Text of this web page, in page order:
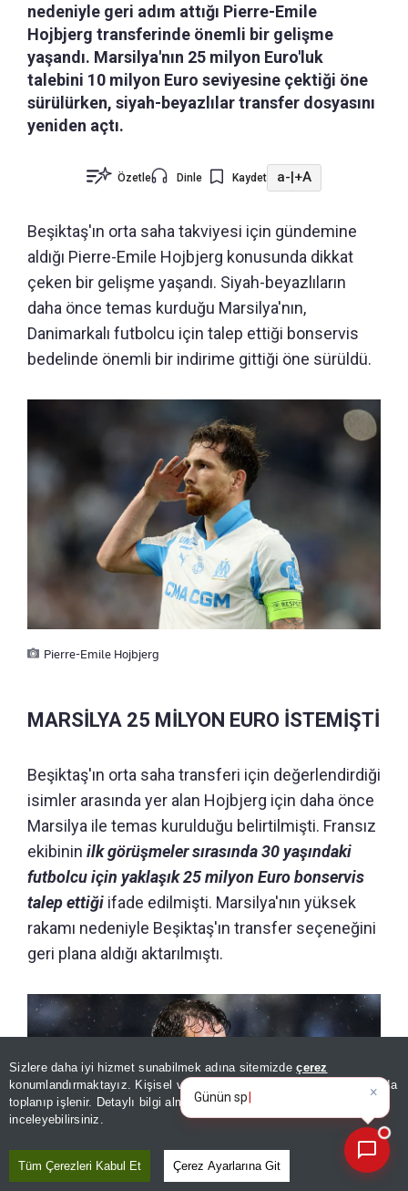
Sizlere daha iyi hizmet sunabilmek adına sitemizdeçerez
konumlandırmaktayız. Kişisel verileriniz, KVKK ve GDPR kapsamında
toplanıp işlenir. Detaylı bilgi almak içinAydınlatma Metnimizi
inceleyebilirsiniz.
Tüm Çerezleri Kabul Et Çerez Ayarlarına Git
nedeniyle geri adım attığı Pierre-Emile
Hojbjerg transferinde önemli bir gelişme
yaşandı. Marsilya'nın 25 milyon Euro'luk
talebini 10 milyon Euro seviyesine çektiği öne
sürülürken, siyah-beyazlılar transfer dosyasını
yeniden açtı.
Özetle Dinle Kaydet a- +A
Beşiktaş'ın orta saha takviyesi için gündemine
aldığı Pierre-Emile Hojbjerg konusunda dikkat
çeken bir gelişme yaşandı. Siyah-beyazlıların
daha önce temas kurduğu Marsilya'nın,
Danimarkalı futbolcu için talep ettiği bonservis
bedelinde önemli bir indirime gittiği öne sürüldü.
Pierre-Emile Hojbjerg
MARSİLYA 25 MİLYON EURO İSTEMİŞTİ
Beşiktaş'ın orta saha transferi için değerlendirdiği
isimler arasında yer alan Hojbjerg için daha önce
Marsilya ile temas kurulduğu belirtilmişti. Fransız
ekibinin ilk görüşmeler sırasında 30 yaşındaki
futbolcu için yaklaşık 25 milyon Euro bonservis
talep ettiği ifade edilmişti. Marsilya'nın yüksek
rakamı nedeniyle Beşiktaş'ın transfer seçeneğini
geri plana aldığı aktarılmıştı.
×
Günün spor, gündem ve
ekonomi gelişmelerini an